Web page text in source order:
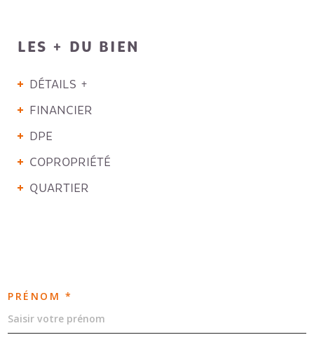
LES + DU BIEN
DÉTAILS +
FINANCIER
DPE
COPROPRIÉTÉ
QUARTIER
PRÉNOM *